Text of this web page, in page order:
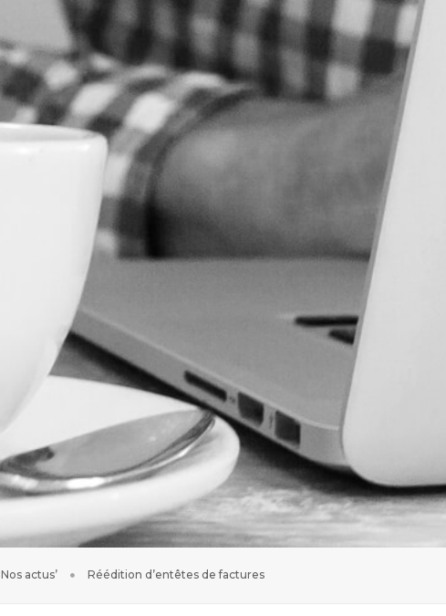
Nos actus’ Réédition d’entêtes de factures